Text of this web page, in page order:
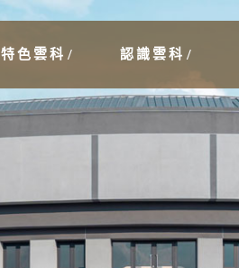
特色雲科 認識雲科